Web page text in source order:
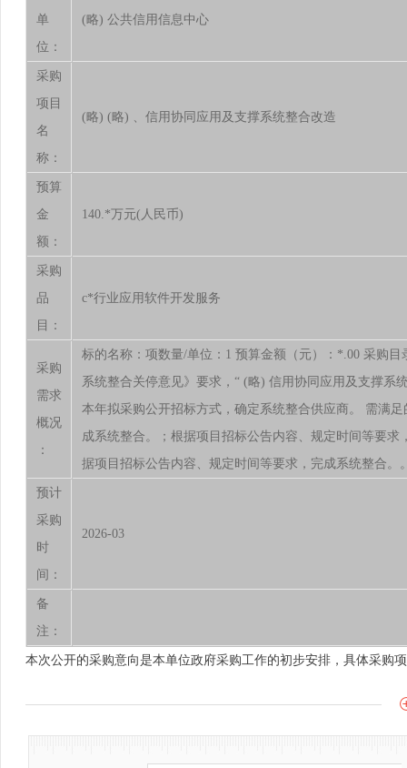
单
位：
(略) 公共信用信息中心
采购
项目
名
称：
(略) (略) 、信用协同应用及支撑系统整合改造
预算
金
额：
140.*万元(人民币)
采购
品
目：
c*行业应用软件开发服务
采购
需求
概况
：
标的名称：项数量/单位：1 预算金额（元）：*.00 采购
系统整合关停意见》要求，“ (略) 信用协同应用及支撑系
本年拟采购公开招标方式，确定系统整合供应商。 需满
成系统整合。；根据项目招标公告内容、规定时间等要
据项目招标公告内容、规定时间等要求，完成系统整合。
预计
采购
时
间：
2026-03
备
注：
本次公开的采购意向是本单位政府采购工作的初步安排，具体采购